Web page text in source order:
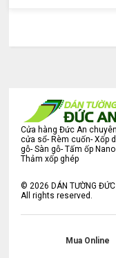
Cửa hàng Đức An
cửa sổ- Rèm cuốn- Xốp
gỗ- Sàn gỗ- Tấm ốp
Thảm xốp ghép
©2026 DÁN TƯỜNG
All rights reserved.
Mua Online